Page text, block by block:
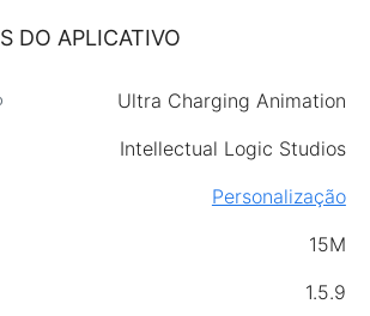
DO APLICATIVO
Ultra Charging Animation
Intellectual Logic Studios
Personalização
15M
1.5.9